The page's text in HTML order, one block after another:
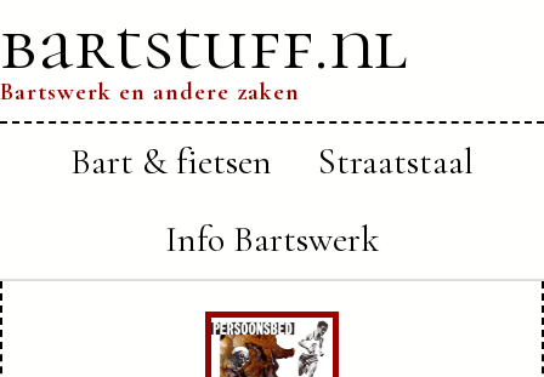
bartstuff.nl
Bartswerk en andere zaken
Bart & fietsen
Straatstaal
Info Bartswerk